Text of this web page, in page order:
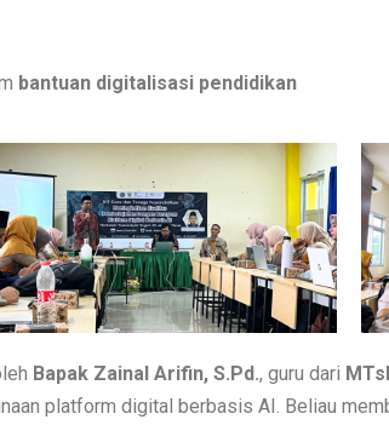
bantuan digitalisasi pendidikan
Bapak Zainal Arifin, S.Pd., guru dari
platform digital berbasis AI. Beliau